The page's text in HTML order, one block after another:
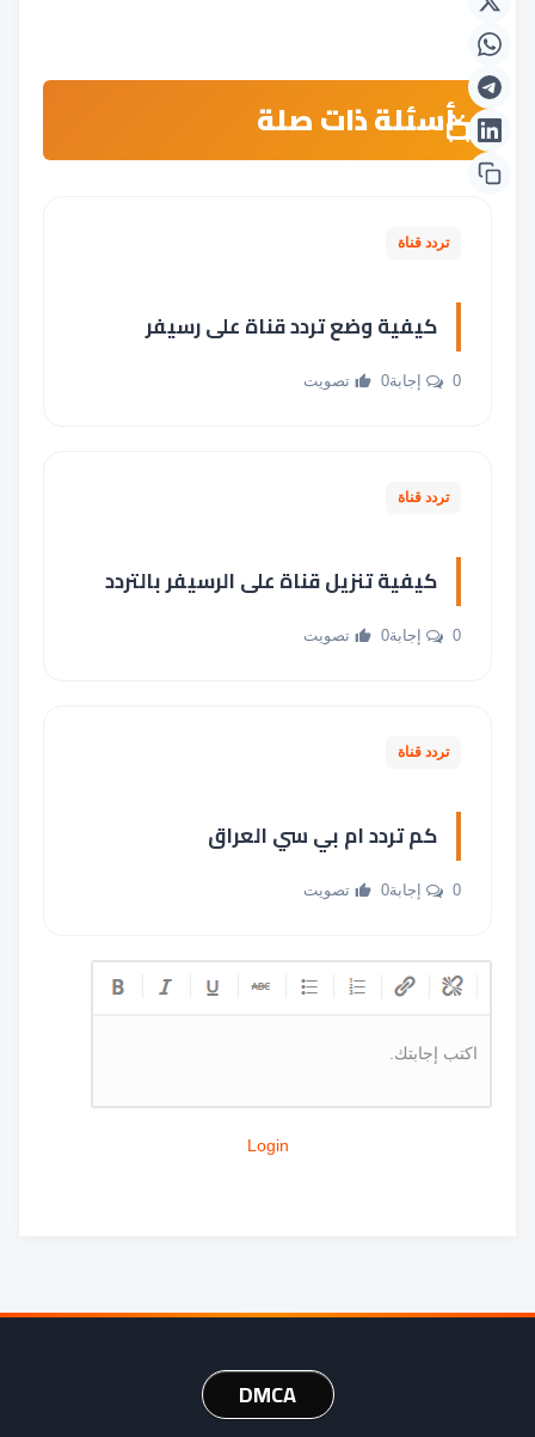
أسئلة ذات صلة
تردد قناة
كيفية وضع تردد قناة على رسيفر
0 إجابة 0 تصويت
تردد قناة
كيفية تنزيل قناة على الرسيفر بالتردد
0 إجابة 0 تصويت
تردد قناة
كم تردد ام بي سي العراق
0 إجابة 0 تصويت
اكتب إجابتك.
Login
DMCA